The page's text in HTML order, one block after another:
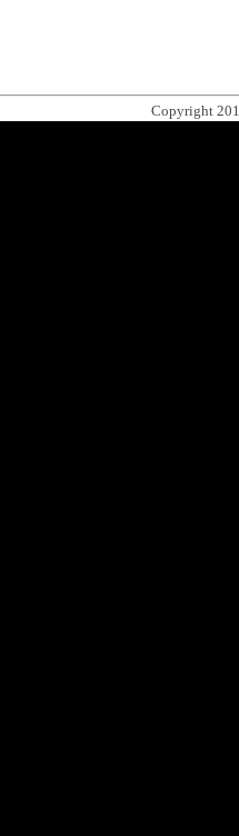
Copyright